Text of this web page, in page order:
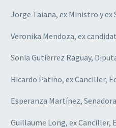
Jorge Taiana, ex Ministro y
Veronika Mendoza, ex
Sonia Gutierrez Raguay,
Ricardo Patiño, ex Canciller,
Esperanza Martínez,
Guillaume Long, ex Canciller,